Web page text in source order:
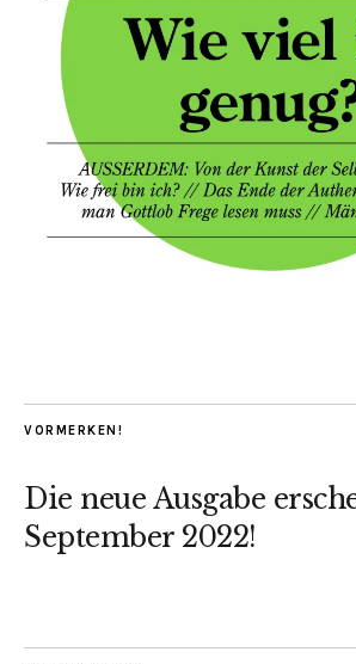
VORMERKEN!
Die neue Ausgabe
September 2022!